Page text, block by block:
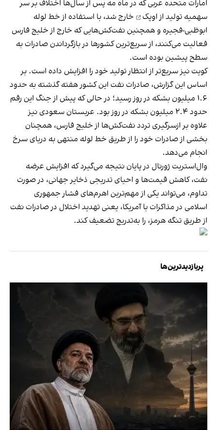
امارات متحده عربی که در ماه مه پس از سال‌ها اختلاف بر سر
سهمیه تولید از اوپک
خارج شد، با استفاده از خط لوله
ابوظبی-فجیره و همچنین نفت‌کش‌هایی که خارج از خلیج فارس
فعالیت می‌کنند، از سریع‌ترین کشورها در بازگرداندن صادرات به
سطح پیشین بوده است.
کویت نیز سریع‌تر از انتظار تولید خود را افزایش داده است. بر
اساس این گزارش، صادرات نفت این کشور هفته گذشته به حدود
۱.۶ میلیون بشکه در روز رسید؛ در حالی که پیش از جنگ این رقم
حدود ۲.۴ میلیون بشکه در روز بود. عربستان سعودی نیز
علاوه بر ازسرگیری تردد نفت‌کش‌ها از خلیج فارس، همچنان
بخشی از صادرات خود را از طریق خط لوله منتهی به دریای سرخ
انجام می‌دهد.
وال‌استریت ژورنال در پایان نتیجه می‌گیرد که افزایش عرضه
نفت، کاهش قیمت‌ها و احیای تدریجی ذخایر جهانی، در صورت
تداوم، می‌تواند یکی از مهم‌ترین اهرم‌های فشار جمهوری
اسلامی در مذاکرات با آمریکا، یعنی تهدید اختلال در صادرات نفت
از طریق تنگه هرمز، را به‌تدریج تضعیف کند.
پربازدیدترین‌ها